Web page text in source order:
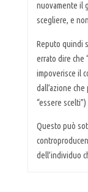
nuovamente il
scegliere, e
Reputo quindi
errato dire che
impoverisce il
dall’azione
“essere
Questo può
dell’individuo